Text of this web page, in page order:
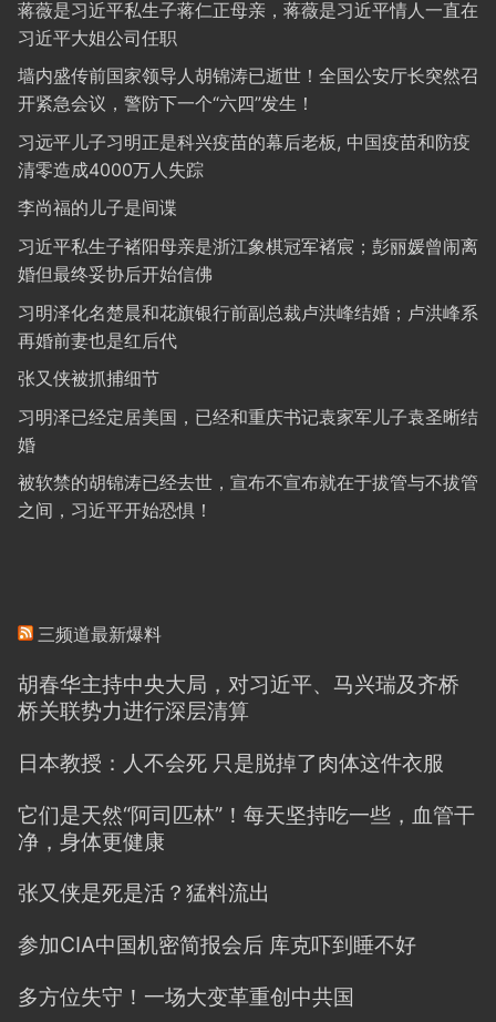
蒋薇是习近平私生子蒋仁正母亲，蒋薇是习近平情人一直在
习近平大姐公司任职
墙内盛传前国家领导人胡锦涛已逝世！全国公安厅长突然召
开紧急会议，警防下一个“六四”发生！
习远平儿子习明正是科兴疫苗的幕后老板, 中国疫苗和防疫
清零造成4000万人失踪
李尚福的儿子是间谍
习近平私生子褚阳母亲是浙江象棋冠军褚宸；彭丽媛曾闹离
婚但最终妥协后开始信佛
习明泽化名楚晨和花旗银行前副总裁卢洪峰结婚；卢洪峰系
再婚前妻也是红后代
张又侠被抓捕细节
习明泽已经定居美国，已经和重庆书记袁家军儿子袁圣晰结
婚
被软禁的胡锦涛已经去世，宣布不宣布就在于拔管与不拔管
之间，习近平开始恐惧！
三频道最新爆料
胡春华主持中央大局，对习近平、马兴瑞及齐桥
桥关联势力进行深层清算
日本教授：人不会死 只是脱掉了肉体这件衣服
它们是天然“阿司匹林”！每天坚持吃一些，血管干
净，身体更健康
张又侠是死是活？猛料流出
参加CIA中国机密简报会后 库克吓到睡不好
多方位失守！一场大变革重创中共国